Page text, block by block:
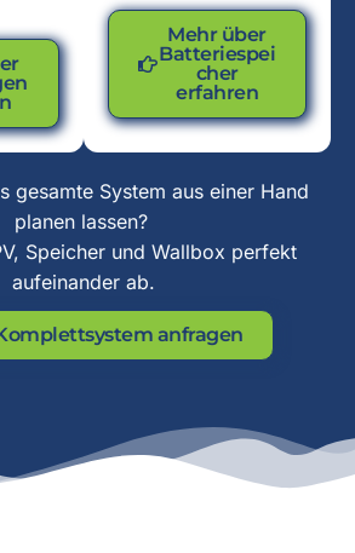
Mehr über
Batteriespei
cher
erfahren
gesamte System aus einer Hand
planen lassen?
Speicher und Wallbox perfekt
aufeinander ab.
anfragen